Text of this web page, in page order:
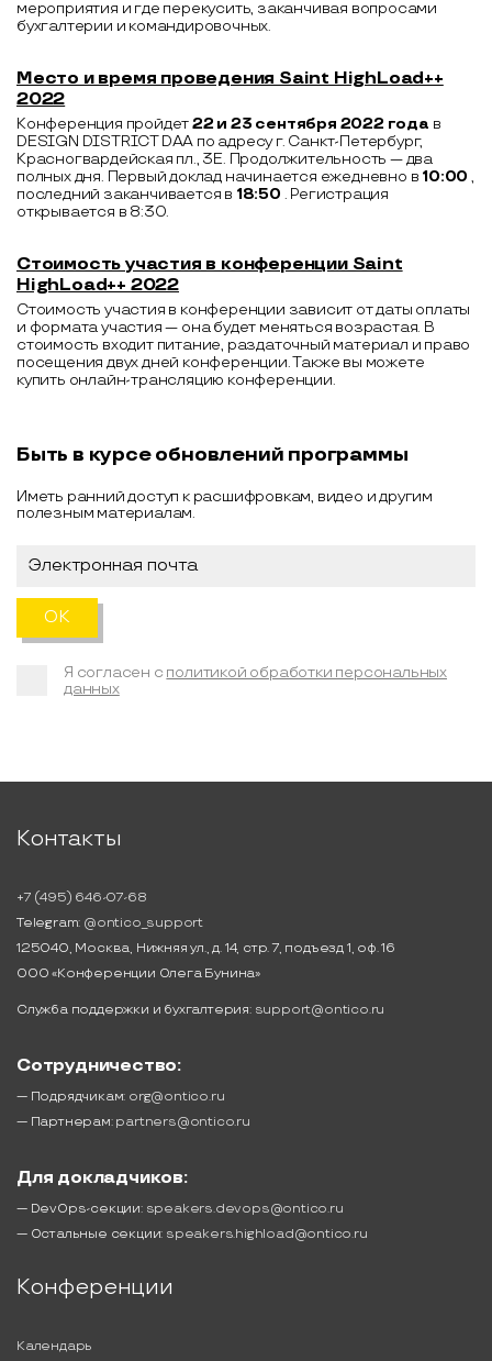
мероприятия и где перекусить, заканчивая вопросами
бухгалтерии и командировочных.
Место и время проведения Saint HighLoad++
2022
Конференция пройдет22 и 23 сентября 2022 года в
DESIGN DISTRICT DAA по адресу г. Санкт-Петербург,
Красногвардейская пл., 3Е. Продолжительность — два
полных дня. Первый доклад начинается ежедневно в 10:00,
последний заканчивается в 18:50 . Регистрация
открывается в 8:30.
Стоимость участия в конференции Saint
HighLoad++ 2022
Стоимость участия в конференции зависит от даты оплаты
и формата участия — она будет меняться возрастая. В
стоимость входит питание, раздаточный материал и право
посещения двух дней конференции. Также вы можете
купить онлайн-трансляцию конференции.
Быть в курсе обновлений программы
Иметь ранний доступ к расшифровкам, видео и другим
полезным материалам.
Я согласен с политикой обработки персональных
данных
Контакты
+7 (495) 646-07-68
Telegram: @ontico_support
125040, Москва, Нижняя ул., д. 14, стр. 7, подъезд 1, оф. 16
ООО «Конференции Олега Бунина»
Служба поддержки и бухгалтерия: support@ontico.ru
Сотрудничество:
— Подрядчикам: org@ontico.ru
— Партнерам: partners@ontico.ru
Для докладчиков:
— DevOps-секции: speakers.devops@ontico.ru
— Остальные секции: speakers.highload@ontico.ru
Конференции
Календарь